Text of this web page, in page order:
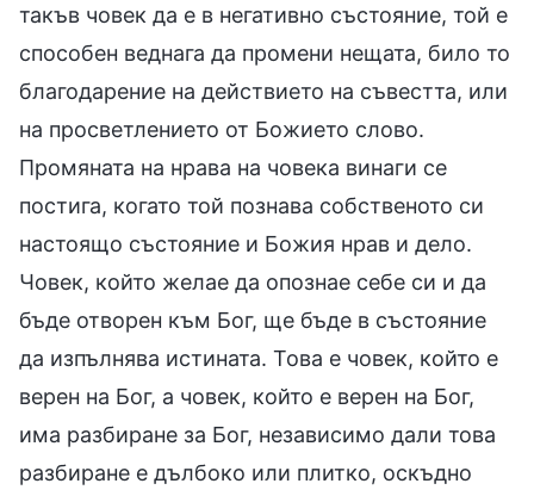
такъв човек да е в негативно състояние, той е
способен веднага да промени нещата, било то
благодарение на действието на съвестта, или
на просветлението от Божието слово.
Промяната на нрава на човека винаги се
постига, когато той познава собственото си
настоящо състояние и Божия нрав и дело.
Човек, който желае да опознае себе си и да
бъде отворен към Бог, ще бъде в състояние
да изпълнява истината. Това е човек, който е
верен на Бог, а човек, който е верен на Бог,
има разбиране за Бог, независимо дали това
разбиране е дълбоко или плитко, оскъдно